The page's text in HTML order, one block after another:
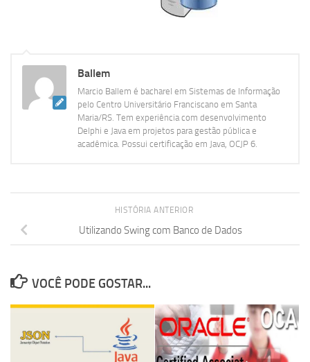
Ballem
Marcio Ballem é bacharel em Sistemas de Informação
pelo Centro Universitário Franciscano em Santa
Maria/RS. Tem experiência com desenvolvimento
Delphi e Java em projetos para gestão pública e
acadêmica. Possui certificação em Java, OCJP 6.
HISTÓRIA ANTERIOR
Utilizando Swing com Banco de Dados
VOCÊ PODE GOSTAR...